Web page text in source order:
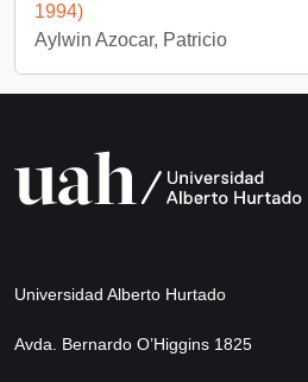
1994)
Aylwin Azocar, Patricio
Universidad Alberto Hurtado
Avda. Bernardo O’Higgins 1825